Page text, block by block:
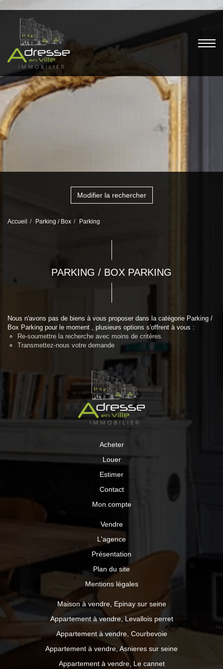
Modifier la rechercher
Accueil Parking / Box Parking
PARKING / BOX PARKING
Nous n'avons pas de biens à vous proposer dans la catégorie Parking /
Box Parking pour le moment , plusieurs options s'offrent à vous :
Re-soumettre la recherche avec moins de critères.
Transmettez-nous votre demande
Acheter
Louer
Estimer
Contact
Mon compte
Vendre
L'agence
Présentation
Plan du site
Mentions légales
Maison à vendre, Epinay sur seine
Appartement à vendre, Levallois perret
Appartement à vendre, Courbevoie
Appartement à vendre, Asnieres sur seine
Appartement à vendre, Le cannet